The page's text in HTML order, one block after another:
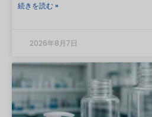
べきではありません。希釈されてい
ランドは、キャップ、ライナー、
プレーノズル、ディップチューブ
ど、製造パッケージ一式を揃えた
完成した処方をテストする必要が
として、「PET」とは樹脂の種類を
最終的な結果を保証するものではあ
続きを読む »
2026年8月7日